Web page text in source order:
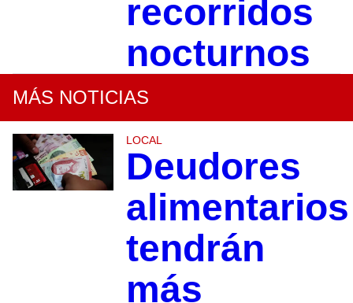
recorridos
nocturnos
MÁS NOTICIAS
LOCAL
Deudores
alimentarios
tendrán
más